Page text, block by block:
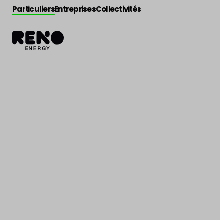
ParticuliersEntreprisesCollectivités